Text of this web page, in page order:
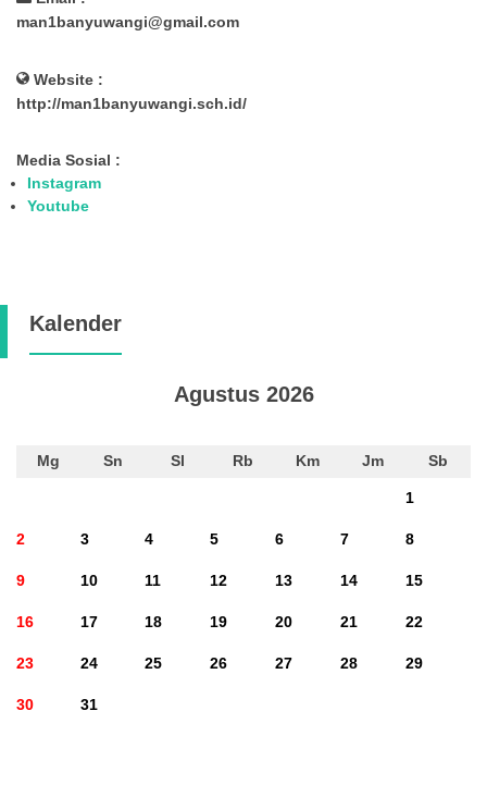
man1banyuwangi@gmail.com
Website :
http://man1banyuwangi.sch.id/
Media Sosial :
Instagram
Youtube
Kalender
Agustus 2026
Mg Sn Sl Rb Km Jm Sb
1
2 3 4 5 6 7 8
9 10 11 12 13 14 15
16 17 18 19 20 21 22
23 24 25 26 27 28 29
30 31